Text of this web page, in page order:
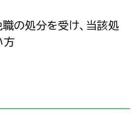
の処分を受け、当該処
方